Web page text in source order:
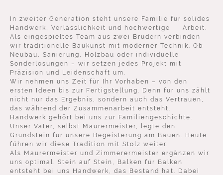
In zweiter Generation steht unsere Familie für solides
Handwerk, Verlässlichkeit und hochwertige Arbeit.
Als eingespieltes Team aus zwei Brüdern verbinden
wir traditionelle Baukunst mit moderner Technik. Ob
Neubau, Sanierung, Holzbau oder individuelle
Sonderlösungen – wir setzen jedes Projekt mit
Präzision und Leidenschaft um.
Wir nehmen uns Zeit für Ihr Vorhaben – von den
ersten Ideen bis zur Fertigstellung. Denn für uns zählt
nicht nur das Ergebnis, sondern auch das Vertrauen,
das während der Zusammenarbeit entsteht.
Handwerk gehört bei uns zur Familiengeschichte.
Unser Vater, selbst Maurermeister, legte den
Grundstein für unsere Begeisterung am Bauen. Heute
führen wir diese Tradition mit Stolz weiter.
Als Maurermeister und Zimmerermeister ergänzen wir
uns optimal. Stein auf Stein, Balken für Balken
entsteht bei uns Handwerk, das Bestand hat. Dabei